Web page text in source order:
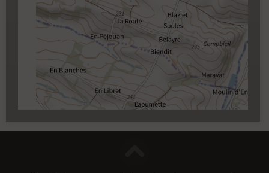
Cartouche
Activez l'edition en cliquant sur le
qui apparait au survol du cartouche.
Carroyage UTM
(1km à partir du niveau de
zoom 14)